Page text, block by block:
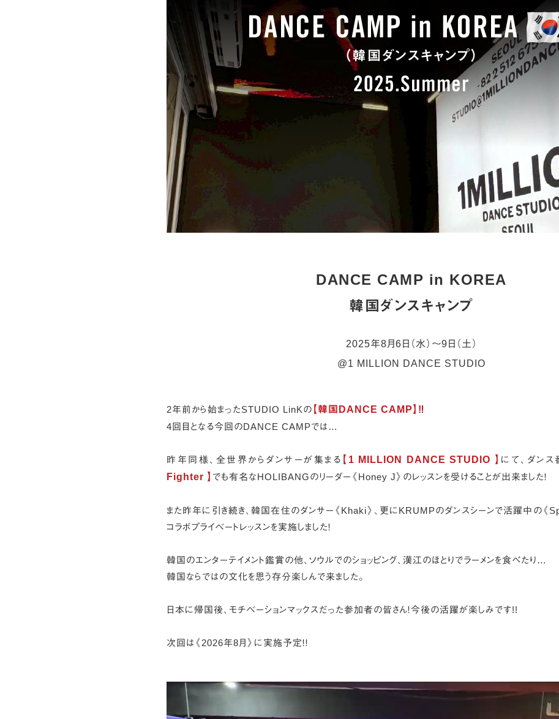
DANCE CAMP in KOREA
韓国ダンスキャンプ
2025年8月6日（水）〜9日（土）
@1 MILLION DANCE STUDIO
2年前から始まったSTUDIO LinKの 【韓国DANCE CAMP】‼️
4回目となる今回のDANCE CAMPでは…
昨年同様、全世界からダンサーが集まる 【1 MILLION DANCE STUDIO 】 にて、ダンス
Fighter 】 でも有名なHOLIBANGのリーダー《Honey J》のレッスンを受けることが出来ました！
また昨年に引き続き、韓国在住のダンサー《Khaki》、更にKRUMPのダンスシーンで活躍中の《
コラボプライベートレッスンを実施しました！
韓国のエンターテイメント鑑賞の他、ソウルでのショッピング、漢江のほとりでラーメンを食べたり…
韓国ならではの文化を思う存分楽しんで来ました。
日本に帰国後、モチベーションマックスだった参加者の皆さん！今後の活躍が楽しみです!!
次回は《2026年8月》に実施予定！！